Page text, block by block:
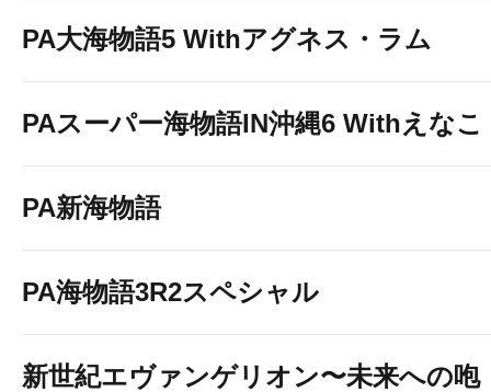
PA大海物語5 Withアグネス・ラム
PAスーパー海物語IN沖縄6 Withえなこ
PA新海物語
PA海物語3R2スペシャル
新世紀エヴァンゲリオン〜未来への咆